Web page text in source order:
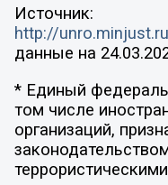
Источник:
http://
данные на
* Единый
том числе
организаций,